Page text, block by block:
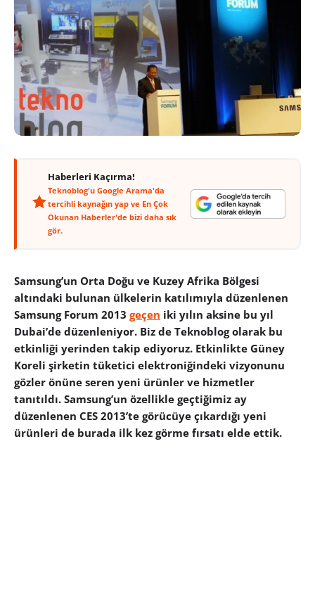
Haberleri Kaçırma!
Teknoblog'u Google Arama'da
tercihli kaynağın yap ve En Çok
Okunan Haberler'de bizi daha sık
gör.
Samsung’un Orta Doğu ve Kuzey Afrika Bölgesi
altındaki bulunan ülkelerin katılımıyla düzenlenen
Samsung Forum 2013 geçen iki yılın aksine bu yıl
Dubai’de düzenleniyor. Biz de Teknoblog olarak bu
etkinliği yerinden takip ediyoruz. Etkinlikte Güney
Koreli şirketin tüketici elektroniğindeki vizyonunu
gözler önüne seren yeni ürünler ve hizmetler
tanıtıldı. Samsung’un özellikle geçtiğimiz ay
düzenlenen CES 2013’te görücüye çıkardığı yeni
ürünleri de burada ilk kez görme fırsatı elde ettik.